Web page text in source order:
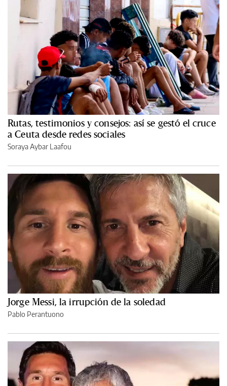
Rutas, testimonios y consejos: así se gestó el cruce
a Ceuta desde redes sociales
Soraya Aybar Laafou
Jorge Messi, la irrupción de la soledad
Pablo Perantuono